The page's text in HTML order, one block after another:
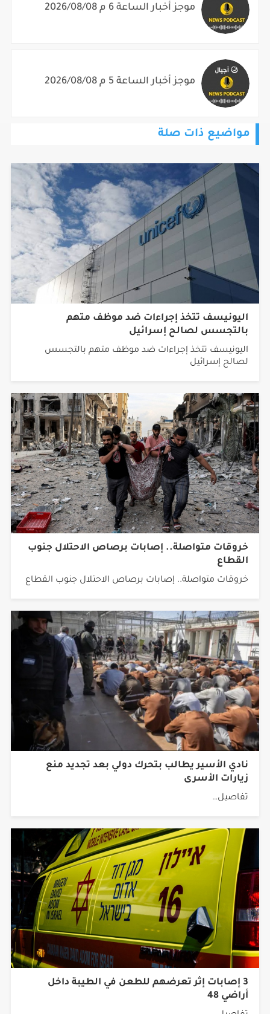
موجز أخبار الساعة 6 م 2026/08/08
موجز أخبار الساعة 5 م 2026/08/08
مواضيع ذات صلة
اليونيسف تتخذ إجراءات ضد موظف متهم
بالتجسس لصالح إسرائيل
اليونيسف تتخذ إجراءات ضد موظف متهم بالتجسس
لصالح إسرائيل
خروقات متواصلة.. إصابات برصاص الاحتلال جنوب
القطاع
خروقات متواصلة.. إصابات برصاص الاحتلال جنوب القطاع
نادي الأسير يطالب بتحرك دولي بعد تجديد منع
زيارات الأسرى
تفاصيل…
3 إصابات إثر تعرضهم للطعن في الطيبة داخل
أراضي 48